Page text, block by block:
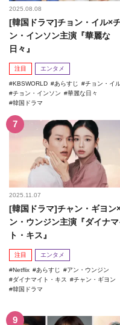
2025.08.08
[韓国ドラマ]チョン・イル×
ン・インソン主演『華麗な
日々』
注目 エンタメ
KBSWORLD あらすじ
チョン・イ
チョン・インソン
華麗な日々
韓国ドラマ
2025.11.07
[韓国ドラマ]チャン・ギヨン
ン・ウンジン主演『ダイナマ
ト・キス』
注目 エンタメ
Netflix あらすじ
アン・ウンジン
ダイナマイト・キス
チャン・ギヨン
韓国ドラマ